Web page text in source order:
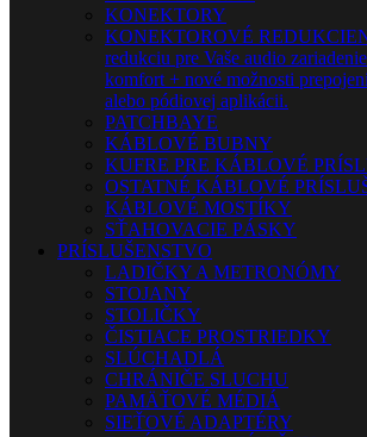
KONEKTORY
KONEKTOROVÉ REDUKCIE
redukciu pre Vaše audio
komfort + nové možnosti
alebo pódiovej aplikácii.
PATCHBAYE
KÁBLOVÉ BUBNY
KUFRE PRE KÁBLOVÉ
OSTATNÉ KÁBLOVÉ
KÁBLOVÉ MOSTÍKY
SŤAHOVACIE PÁSKY
PRÍSLUŠENSTVO
LADIČKY A METRONÓMY
STOJANY
STOLIČKY
ČISTIACE PROSTRIEDKY
SLÚCHADLÁ
CHRÁNIČE SLUCHU
PAMÄŤOVÉ MÉDIÁ
SIEŤOVÉ ADAPTÉRY